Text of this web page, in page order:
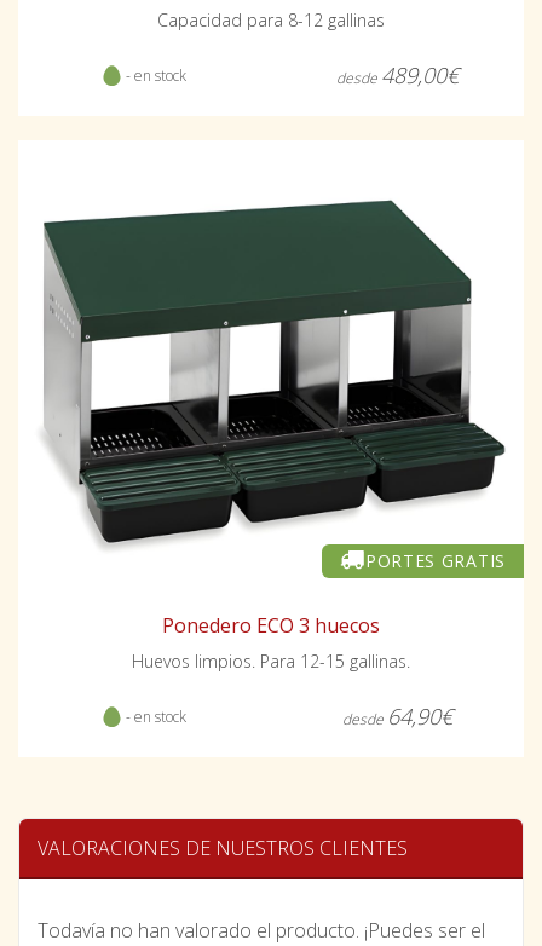
Capacidad para 8-12 gallinas
- en stock desde 489,00€
PORTES GRATIS
Ponedero ECO 3 huecos
Huevos limpios. Para 12-15 gallinas.
- en stock desde 64,90€
VALORACIONES DE NUESTROS CLIENTES
Todavía no han valorado el producto. ¡Puedes ser el